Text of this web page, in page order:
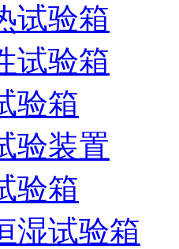
试验箱
试验箱
验箱
验装置
验箱
湿试验箱